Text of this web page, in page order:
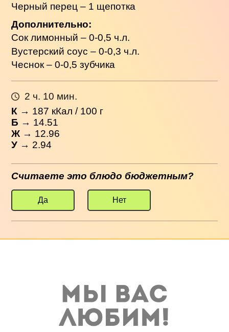
Черный перец – 1 щепотка
Дополнительно:
Сок лимонный – 0-0,5 ч.л.
Вустерский соус – 0-0,3 ч.л.
Чеснок – 0-0,5 зубчика
2 ч. 10 мин.
К → 187 кКал / 100 г
Б → 14.51
Ж → 12.96
У → 2.94
Считаете это блюдо бюджетным?
Да Нет